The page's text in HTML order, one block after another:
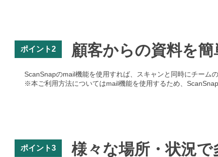
ポイント2 顧客からの資料を
ScanSnapのmail機能を使用すれば、スキャンと同時にチーム
※本ご利用方法についてはmail機能を使用するため、
ポイント3 様々な場所・状況